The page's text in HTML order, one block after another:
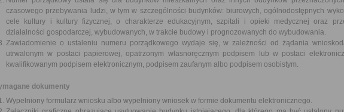
czasowego przebywania ludzi, w tym w szczególności budynków: biurowych, ogólnodostępnych
cele kultury i kultury fizycznej, o charakterze edukacyjnym, szpitali i opieki medycznej oraz
działalności gospodarczej, wybudowanych, w trakcie budowy i prognozowanych do wybudowania.
Zawiadomienie o ustaleniu numeru porządkowego wydaje się, w zależności od żądania
utrwalonym w postaci papierowej, opatrzonym własnoręcznym podpisem lub w postaci
kwalifikowanym podpisem elektronicznym, podpisem zaufanym albo podpisem osobistym.
dokumenty
Wypełniony formularz wniosku albo wypełniony wniosek w formie dokumentu elektronicznego.